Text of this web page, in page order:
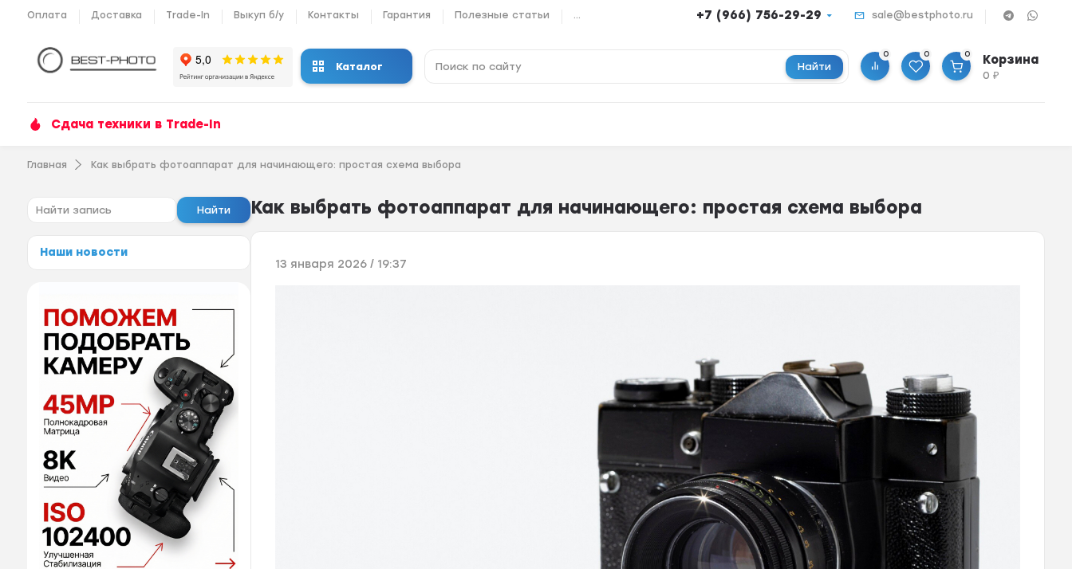
Оплата Доставка Trade-In Выкуп б/у Контакты Гарантия Полезные статьи ... +7 (966) 756-29-29 sale@bestphoto.ru
Каталог Найти
0 0 0 Корзина
0₽
Сдача техники в Trade-In
Главная Как выбрать фотоаппарат для начинающего: простая схема выбора
Найти
Наши новости
Как выбрать фотоаппарат для начинающего: простая схема выбора
13 января 2026 / 19:37